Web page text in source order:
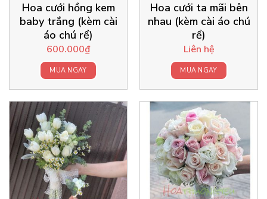
Hoa cưới hồng kem
baby trắng (kèm cài
áo chú rể)
600.000₫
MUA NGAY
Hoa cưới ta mãi bên
nhau (kèm cài áo chú
rể)
Liên hệ
MUA NGAY